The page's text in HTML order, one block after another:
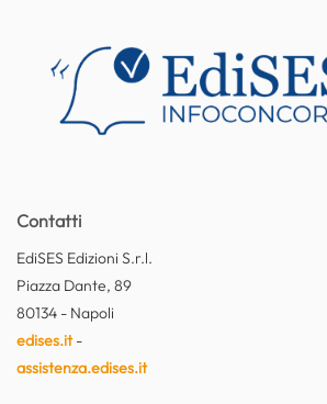
Contatti
EdiSES Edizioni S.r.l.
Piazza Dante, 89
80134 - Napoli
edises.it-
assistenza.edises.it